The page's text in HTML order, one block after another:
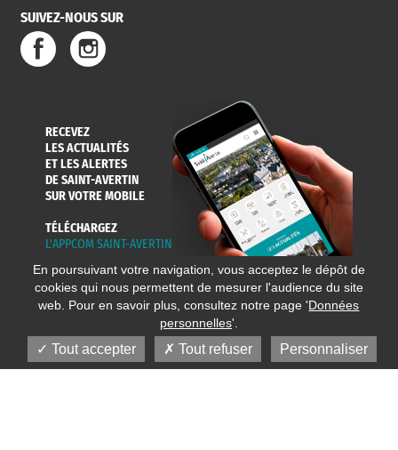
SUIVEZ-NOUS SUR
RECEVEZ
LES ACTUALITÉS
ET LES ALERTES
DE SAINT-AVERTIN
SUR VOTRE MOBILE
TÉLÉCHARGEZ
L'APPCOM SAINT-AVERTIN
En poursuivant votre navigation, vous acceptez le dépôt de
cookies qui nous permettent de mesurer l'audience du site
web. Pour en savoir plus, consultez notre page 'Données
personnelles'.
Tout accepter Tout refuser Personnaliser